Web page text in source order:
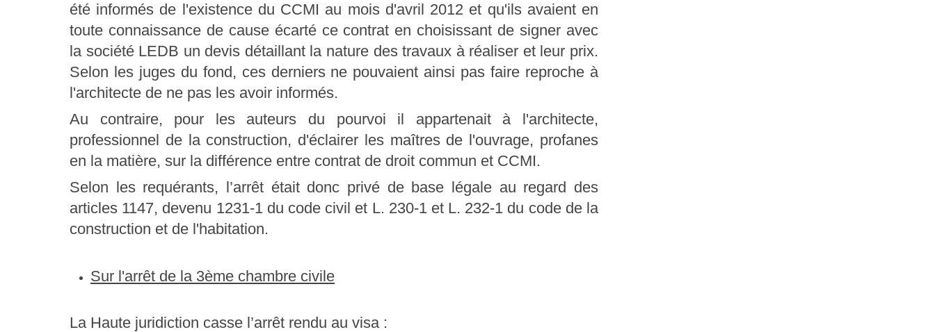
été informés de l'existence du CCMI au mois d'avril 2012 et qu'ils avaient en
toute connaissance de cause écarté ce contrat en choisissant de signer avec
la société LEDB un devis détaillant la nature des travaux à réaliser et leur prix.
Selon les juges du fond, ces derniers ne pouvaient ainsi pas faire reproche à
l'architecte de ne pas les avoir informés.
Au contraire, pour les auteurs du pourvoi il appartenait à l'architecte,
professionnel de la construction, d'éclairer les maîtres de l'ouvrage, profanes
en la matière, sur la différence entre contrat de droit commun et CCMI.
Selon les requérants, l’arrêt était donc privé de base légale au regard des
articles 1147, devenu 1231-1 du code civil et L. 230-1 et L. 232-1 du code de la
construction et de l'habitation.
Sur l'arrêt de la 3ème chambre civile
La Haute juridiction casse l’arrêt rendu au visa :